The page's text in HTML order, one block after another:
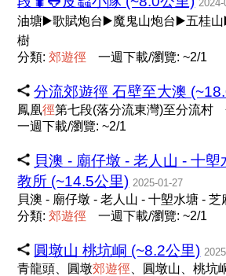
2024-
油塘▶️歌賦炮台▶️魔鬼山炮台▶️五桂
樹
分類:郊遊徑 一週下載/瀏覽: ~2/1
分流郊遊徑 石壁至大澳
鳳凰徑第七段(落分流東灣)至分流村
一週下載/瀏覽: ~2/1
貝澳 - 廟仔墩 - 老人山 - 十
教所 (~14.5公里) 2025-01-27
貝澳 - 廟仔墩 - 老人山 - 十塱水塘 -
分類:郊遊徑 一週下載/瀏覽: ~2/1
圓墩山 桃坑峒 (~8.2公里)
青龍頭、圓墩郊遊徑 、圓墩山、桃坑